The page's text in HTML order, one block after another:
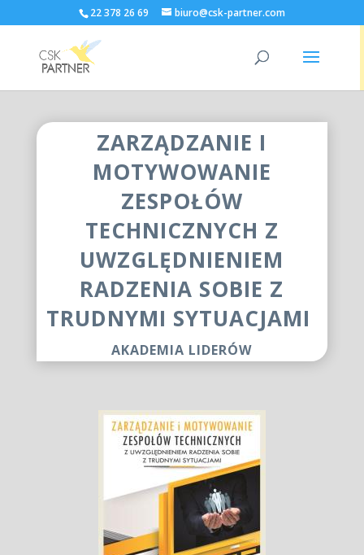
22 378 26 69 biuro@csk-partner.com
ZARZĄDZANIE I
MOTYWOWANIE
ZESPOŁÓW
TECHNICZNYCH Z
UWZGLĘDNIENIEM
RADZENIA SOBIE Z
TRUDNYMI SYTUACJAMI
AKADEMIA LIDERÓW